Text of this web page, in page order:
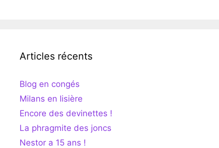
Articles récents
Blog en congés
Milans en lisière
Encore des devinettes !
La phragmite des joncs
Nestor a 15 ans !